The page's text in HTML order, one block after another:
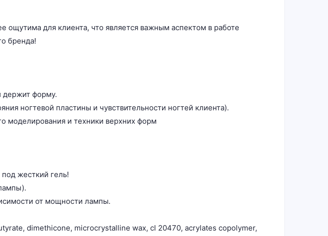
ощутима для клиента, что является важным аспектом в работе
бренда!
держит форму.
ногтевой пластины и чувствительности ногтей клиента).
моделирования и техники верхних форм
жесткий гель!
от мощности лампы.
dimethicone, microcrystalline wax, cl 20470, acrylates copolymer,